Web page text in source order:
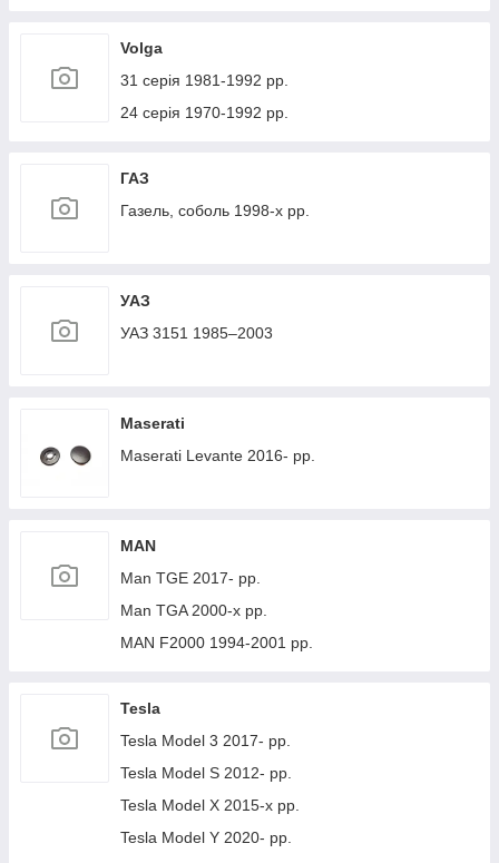
Volga
31 серія 1981-1992 рр.
24 серія 1970-1992 рр.
ГАЗ
Газель, соболь 1998-х рр.
УАЗ
УАЗ 3151 1985–2003
Maserati
Maserati Levante 2016- рр.
MAN
Man TGE 2017- рр.
Man TGA 2000-х рр.
MAN F2000 1994-2001 рр.
Tesla
Tesla Model 3 2017- рр.
Tesla Model S 2012- рр.
Tesla Model X 2015-х рр.
Tesla Model Y 2020- рр.